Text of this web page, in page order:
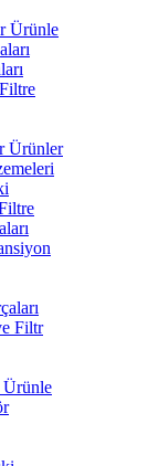
Ürünle
Ürünler
Filtr
Ürünle